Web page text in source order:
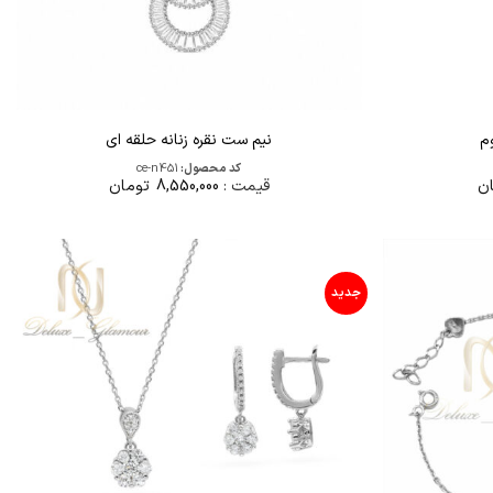
نیم ست نقره زنانه حلقه ای
کد محصول:ce-n451
قیمت : 8,550,000 تومان
جدید